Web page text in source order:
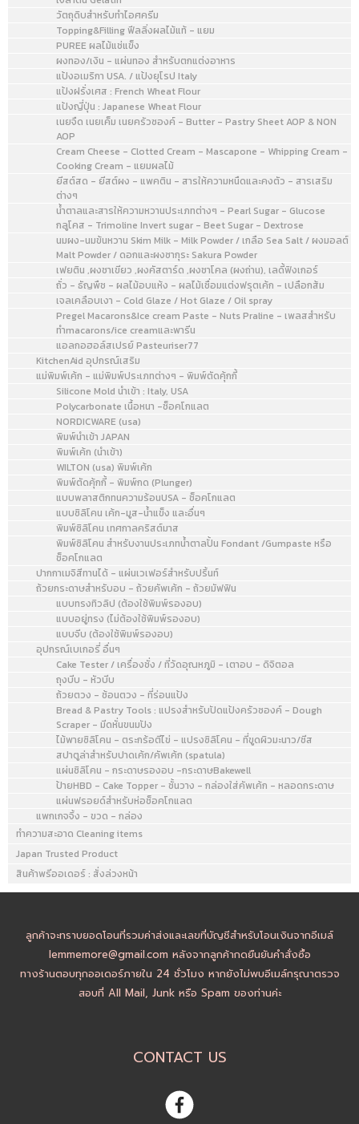
วัตถุดิบสำหรับทำไอศครีม
Topping&Filling ฟีลลิ่งผลไม้แท้ - แยม
PUREE ผลไม้แช่แข็ง
ผงทอง/เงิน - แผ่นทอง สำหรับตกแต่งอาหาร
แป้งอเมริกา USA. / แป้งยุโรป Italy
แป้งฝรั่งเศส : French Wheat Flour
แป้งญี่ปุ่น : Japanese Wheat Flour
เนยจืด เนยเค็ม เนยครัวซองค์ - Butter - Pastry Sheet AOP & NON
AOP
Cream Cheese - Clotted Cream - Mascapone - Whipping Cream -
Cooking Cream - แยมผลไม้
ยีสต์สด - ยีสต์ผง - แพคติน - สารให้ความหนืดและคงตัว - สารเสริม
ต่างๆ
น้ำตาลและสารให้ความหวานประเภทต่างๆ - Pearl Sugar - Glucose
กลูโคส - Trimoline Invert sugar - Beet Sugar - Dextrose
นมผง-นมข้นหวาน Skim Milk - Milk Powder / เกลือ Sea Salt / ผงมอลต์
Malt Powder / ดอกและผงซากุระ Sakura Powder
เฟยติน ,ผงชาเขียว ,ผงคัสตาร์ด ,ผงชาโคล (ผงถ่าน), เลดี้ฟิงเกอร์
ถั่ว - ธัญพืช - ผลไม้อบแห้ง - ผลไม้เชื่อมแต่งฟรุตเค้ก - เปลือกส้ม
เจลเคลือบเงา - Cold Glaze / Hot Glaze / Oil spray
Pregel Macarons&Ice cream Paste - Nuts Praline - เพลสสำหรับ
ทำmacarons/ice creamและพารีน
แอลกอฮอล์สเปรย์ Pasteuriser77
KitchenAid อุปกรณ์เสริม
แม่พิมพ์เค้ก - แม่พิมพ์ประเภทต่างๆ - พิมพ์ตัดคุ้กกี้
Silicone Mold นำเข้า : Italy, USA
Polycarbonate เนื้อหนา -ช็อคโกแลต
NORDICWARE (usa)
พิมพ์นำเข้า JAPAN
พิมพ์เค้ก (นำเข้า)
WILTON (usa) พิมพ์เค้ก
พิมพ์ตัดคุ้กกี้ - พิมพ์กด (Plunger)
แบบพลาสติกทนความร้อนUSA - ช็อคโกแลต
แบบซิลิโคน เค้ก-มูส-น้ำแข็ง และอื่นๆ
พิมพ์ซิลิโคน เทศกาลคริสต์มาส
พิมพ์ซิลิโคน สำหรับงานประเภทน้ำตาลปั้น Fondant /Gumpaste หรือ
ช็อคโกแลต
ปากกาเมจิสีทานได้ - แผ่นเวเฟอร์สำหรับปริ้นท์
ถ้วยกระดาษสำหรับอบ - ถ้วยคัพเค้ก - ถ้วยมัฟฟิน
แบบทรงทิวลิป (ต้องใช้พิมพ์รองอบ)
แบบอยู่ทรง (ไม่ต้องใช้พิมพ์รองอบ)
แบบจีบ (ต้องใช้พิมพ์รองอบ)
อุปกรณ์เบเกอรี่ อื่นๆ
Cake Tester / เครื่องชั่ง / ที่วัดอุณหภูมิ - เตาอบ - ดิจิตอล
ถุงบีบ - หัวบีบ
ถ้วยตวง - ช้อนตวง - ที่ร่อนแป้ง
Bread & Pastry Tools : แปรงสำหรับปัดแป้งครัวซองค์ - Dough
Scraper - มีดหั่นขนมปัง
ไม้พายซิลิโคน - ตระกร้อตีไข่ - แปรงซิลิโคน - ที่ขูดผิวมะนาว/ชีส
สปาตูล่าสำหรับปาดเค้ก/คัพเค้ก (spatula)
แผ่นซิลิโคน - กระดาษรองอบ -กระดาษBakewell
ป้ายHBD - Cake Topper - ชั้นวาง - กล่องใส่คัพเค้ก - หลอดกระดาษ
แผ่นฟรอยด์สำหรับห่อช็อคโกแลต
แพกเกจจิ้ง - ขวด - กล่อง
ทำความสะอาด Cleaning items
Japan Trusted Product
สินค้าพรีออเดอร์ : สั่งล่วงหน้า
ลูกค้าจะทราบยอดโอนที่รวมค่าส่งและเลขที่บัญชีสำหรับโอนเงินจากอีเมล์
lemmemore@gmail.com หลังจากลูกค้ากดยืนยันคำสั่งซื้อ
ทางร้านตอบทุกออเดอร์ภายใน 24 ชั่วโมง หากยังไม่พบอีเมล์กรุณาตรวจ
สอบที่ All Mail, Junk หรือ Spam ของท่านค่ะ
CONTACT US